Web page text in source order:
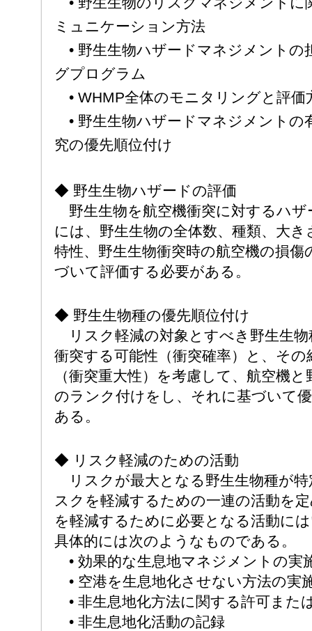
ミュニケーション方法
• 野生生物ハザードマネジメントの
グプログラム
• WHMP全体のモニタリングと評価
• 野生生物ハザードマネジメントの
究の優先順位付け
◆ 野生生物ハザードの評価
野生生物を航空機衝突に対するハ
には、野生生物の全体数、種類、大
特性、野生生物衝突時の航空機の損
づいて評価する必要がある。
◆ 野生生物種の優先順位付け
リスク軽減の対象とすべき野生生
衝突する可能性（衝突確率）と、そ
（衝突重大性）を考慮して、航空機
のランク付けをし、それに基づいて
ある。
◆ リスク軽減のための活動
リスクが最大となる野生生物種が
スクを軽減するための一連の活動を
を軽減するために必要となる活動に
具体的には次のようなものである。
• 効果的な生息地マネジメントの実
• 空港を生息地化させない方法の実
• 非生息地化方法に関する許可また
• 非生息地化活動の記録